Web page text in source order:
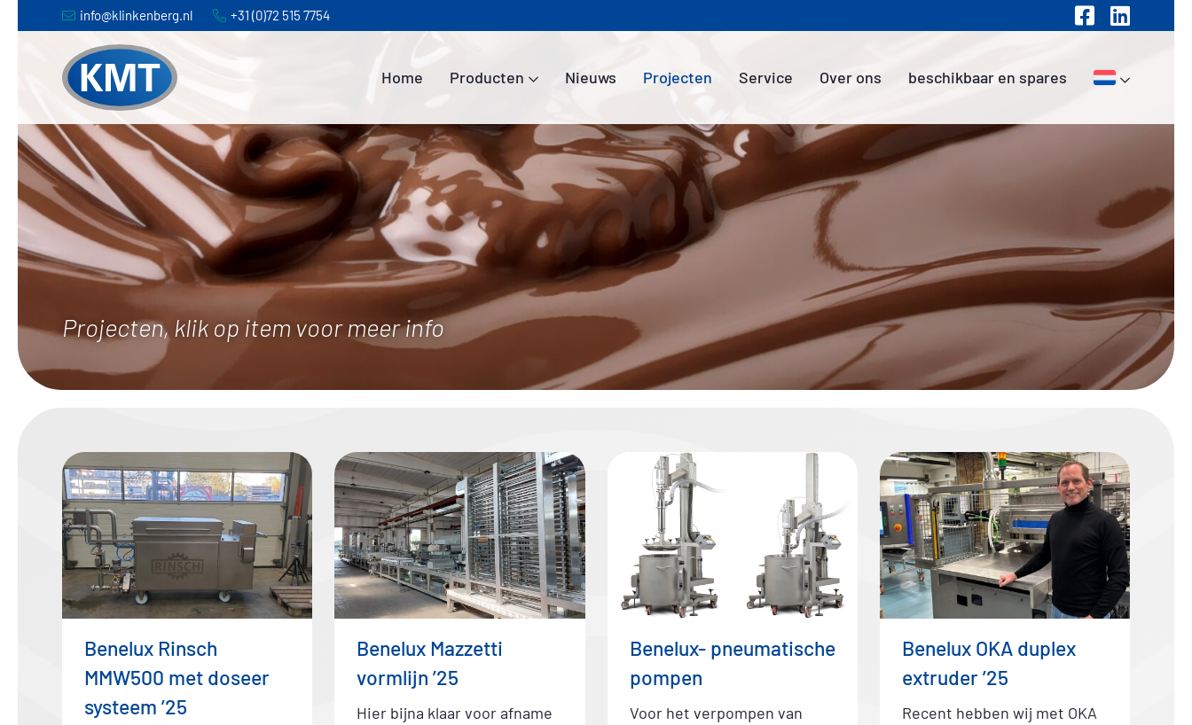
Spring
naar
hoofdnavigatie
naar
info@klinkenberg.nl +31 (0)72 515 7754
Home Producten Nieuws Projecten Service Over ons beschikbaar en spares
Home
Producten
Nieuws
Projecten
Service
Over ons
Projecten, klik op item voor meer info
Benelux Rinsch
MMW500 met doseer
systeem ’25
Benelux Mazzetti
vormlijn ’25
Hier bijna klaar voor afname
Benelux- pneumatische
pompen
Voor het verpompen van
Benelux OKA duplex
extruder ’25
Recent hebben wij met OKA